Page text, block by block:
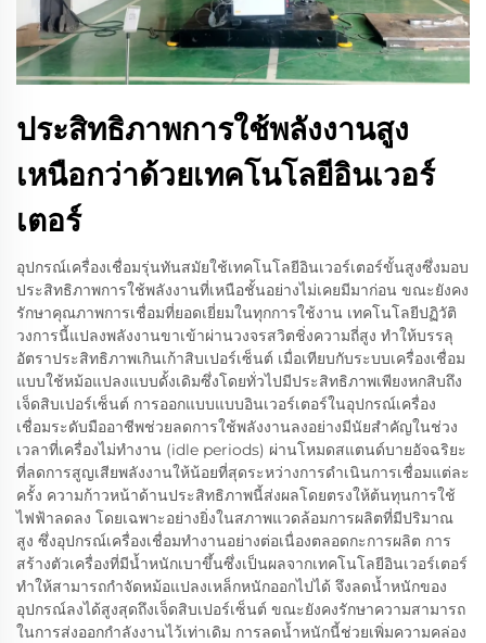
ประสิทธิภาพการใช้พลังงานสูง
เหนือกว่าด้วยเทคโนโลยีอินเวอร์
เตอร์
อุปกรณ์เครื่องเชื่อมรุ่นทันสมัยใช้เทคโนโลยีอินเวอร์เตอร์ขั้นสูงซึ่งมอบ
ประสิทธิภาพการใช้พลังงานที่เหนือชั้นอย่างไม่เคยมีมาก่อน ขณะยังคง
รักษาคุณภาพการเชื่อมที่ยอดเยี่ยมในทุกการใช้งาน เทคโนโลยีปฏิวัติ
วงการนี้แปลงพลังงานขาเข้าผ่านวงจรสวิตชิ่งความถี่สูง ทำให้บรรลุ
อัตราประสิทธิภาพเกินเก้าสิบเปอร์เซ็นต์ เมื่อเทียบกับระบบเครื่องเชื่อม
แบบใช้หม้อแปลงแบบดั้งเดิมซึ่งโดยทั่วไปมีประสิทธิภาพเพียงหกสิบถึง
เจ็ดสิบเปอร์เซ็นต์ การออกแบบแบบอินเวอร์เตอร์ในอุปกรณ์เครื่อง
เชื่อมระดับมืออาชีพช่วยลดการใช้พลังงานลงอย่างมีนัยสำคัญในช่วง
เวลาที่เครื่องไม่ทำงาน (idle periods) ผ่านโหมดสแตนด์บายอัจฉริยะ
ที่ลดการสูญเสียพลังงานให้น้อยที่สุดระหว่างการดำเนินการเชื่อมแต่ละ
ครั้ง ความก้าวหน้าด้านประสิทธิภาพนี้ส่งผลโดยตรงให้ต้นทุนการใช้
ไฟฟ้าลดลง โดยเฉพาะอย่างยิ่งในสภาพแวดล้อมการผลิตที่มีปริมาณ
สูง ซึ่งอุปกรณ์เครื่องเชื่อมทำงานอย่างต่อเนื่องตลอดกะการผลิต การ
สร้างตัวเครื่องที่มีน้ำหนักเบาขึ้นซึ่งเป็นผลจากเทคโนโลยีอินเวอร์เตอร์
ทำให้สามารถกำจัดหม้อแปลงเหล็กหนักออกไปได้ จึงลดน้ำหนักของ
อุปกรณ์ลงได้สูงสุดถึงเจ็ดสิบเปอร์เซ็นต์ ขณะยังคงรักษาความสามารถ
ในการส่งออกกำลังงานไว้เท่าเดิม การลดน้ำหนักนี้ช่วยเพิ่มความคล่อง